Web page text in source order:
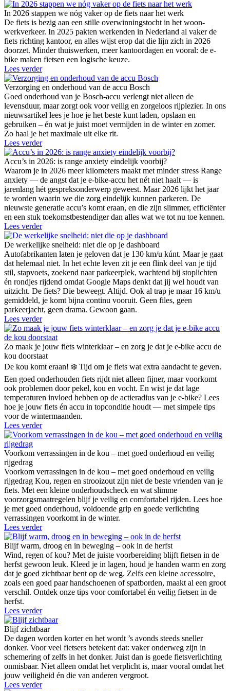
In 2026 stappen we nóg vaker op de fiets naar het werk
De fiets is bezig aan een stille overwinningstocht in het woon-
werkverkeer. In 2025 pakten werkenden in Nederland al vaker de
fiets richting kantoor, en alles wijst erop dat die lijn zich in 2026
doorzet. Minder thuiswerken, meer kantoordagen en vooral: de e-
bike maken fietsen een logische keuze.
Lees verder
Verzorging en onderhoud van de accu Bosch
Goed onderhoud van je Bosch-accu verlengt niet alleen de
levensduur, maar zorgt ook voor veilig en zorgeloos rijplezier. In ons
nieuwsartikel lees je hoe je het beste kunt laden, opslaan en
gebruiken – én wat je juist moet vermijden in de winter en zomer.
Zo haal je het maximale uit elke rit.
Lees verder
Accu’s in 2026: is range anxiety eindelijk voorbij?
Waarom je in 2026 meer kilometers maakt met minder stress Range
anxiety — de angst dat je e-bike-accu het nét niet haalt — is
jarenlang hét gespreksonderwerp geweest. Maar 2026 lijkt het jaar
te worden waarin we die zorg eindelijk kunnen parkeren. De
nieuwste generatie accu’s komt eraan, en die zijn slimmer, efficiënter
en een stuk toekomstbestendiger dan alles wat we tot nu toe kennen.
Lees verder
De werkelijke snelheid: niet die op je dashboard
Autofabrikanten laten je geloven dat je 130 km/u kúnt. Maar je gaat
dat helemaal niet. In het echte leven zit je een flink deel van je tijd
stil, stapvoets, zoekend naar parkeerplek, wachtend bij stoplichten
én rondjes rijdend omdat Google Maps denkt dat jij wel houdt van
uitzicht. De fiets? Die beweegt. Altijd. Ook al trap je maar 16 km/u
gemiddeld, je komt bijna continu vooruit. Geen files, geen
parkeerjacht, geen drama. Gewoon gaan.
Lees verder
Zo maak je jouw fiets winterklaar – en zorg je dat je e-bike accu de
kou doorstaat
De kou komt eraan! ❄️ Tijd om je fiets wat extra aandacht te geven.
Een goed onderhouden fiets rijdt niet alleen fijner, maar voorkomt
ook problemen door pekel, kou en vocht. En wist je dat lage
temperaturen invloed hebben op de actieradius van je e-bike? Lees
hoe je jouw fiets én accu in topconditie houdt — met simpele tips
voor de wintermaanden.
Lees verder
Voorkom verrassingen in de kou – met goed onderhoud en veilig
rijgedrag
Voorkom verrassingen in de kou – met goed onderhoud en veilig
rijgedrag Kou, regen en strooizout zijn niet de beste vrienden van je
fiets. Met een kleine onderhoudscheck en wat slimme
voorzorgsmaatregelen blijf je veilig en comfortabel rijden. Lees hoe
je met goed onderhoud, voldoende grip en goede verlichting
verrassingen voorkomt in de winter.
Lees verder
Blijf warm, droog en in beweging – ook in de herfst
Wind, regen of kou? Met de juiste voorbereiding blijft fietsen in de
herfst gewoon leuk. Kleed je in lagen, houd je handen warm en zorg
dat je goed zichtbaar bent op de weg. Zelfs een kleine accessoire,
zoals een goed paar handschoenen of spatborden, maakt al een groot
verschil. Ontdek onze tips voor comfortabel én veilig fietsen in de
herfst.
Lees verder
Blijf zichtbaar
De dagen worden korter en het wordt ’s avonds steeds sneller
donker. Voor veel fietsers betekent dat: vaker onderweg zijn in
schemering of zelfs in het donker. Juist dan is goede fietsverlichting
onmisbaar. Niet alleen omdat het verplicht is, maar vooral omdat het
jouw veiligheid én die van anderen vergroot.
Lees verder